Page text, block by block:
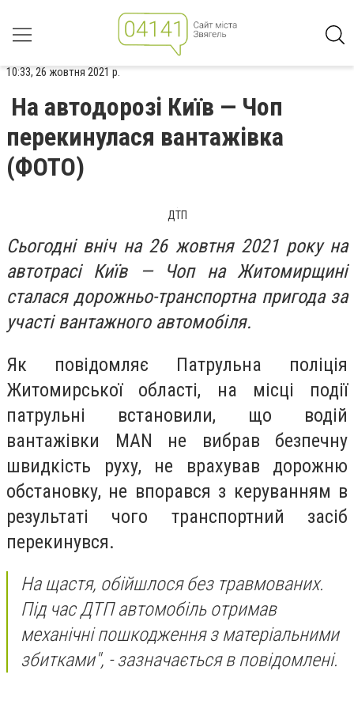
10:33, 26 жовтня 2021 р.
На автодорозі Київ — Чоп
перекинулася вантажівка
(ФОТО)
ДТП
Сьогодні вніч на 26 жовтня 2021 року на
автотрасі Київ — Чоп на Житомирщині
сталася дорожньо-транспортна пригода за
участі вантажного автомобіля.
Як повідомляє Патрульна поліція
Житомирської області, на місці події
патрульні встановили, що водій
вантажівки MAN не вибрав безпечну
швидкість руху, не врахував дорожню
обстановку, не впорався з керуванням в
результаті чого транспортний засіб
перекинувся.
На щастя, обійшлося без травмованих.
Під час ДТП автомобіль отримав
механічні пошкодження з матеріальними
збитками", - зазначається в повідомлені.